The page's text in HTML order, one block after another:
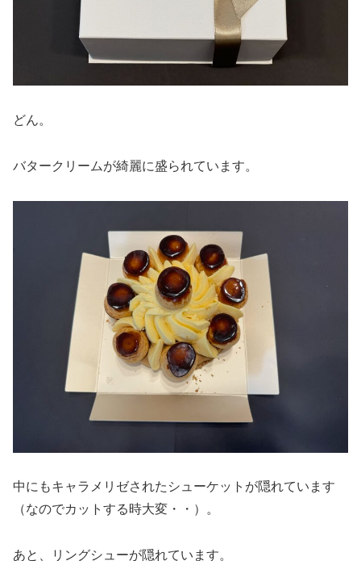
どん。
バタークリームが綺麗に盛られています。
中にもキャラメリゼされたシューケットが隠れています
（なのでカットする時大変・・）。
あと、リングシューが隠れています。